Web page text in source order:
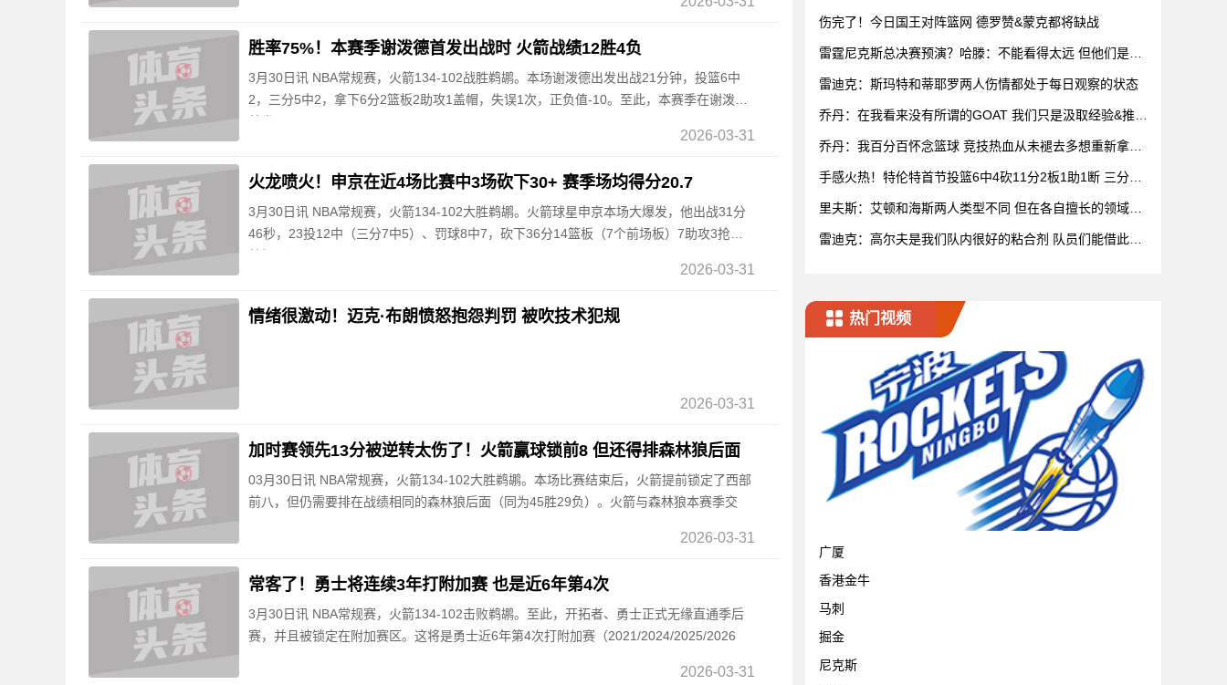
胜率75%！本赛季谢泼德首发出战时 火箭战绩12胜4负
3月30日讯 NBA常规赛，火箭134-102战胜鹈鹕。本场谢泼德出发出战21分钟，投篮6中
2，三分5中2，拿下6分2篮板2助攻1盖帽，失误1次，正负值-10。至此，本赛季在谢泼德
2026-03-31
火龙喷火！申京在近4场比赛中3场砍下30+ 赛季场均得分20.7
3月30日讯 NBA常规赛，火箭134-102大胜鹈鹕。火箭球星申京本场大爆发，他出战31分
46秒，23投12中（三分7中5）、罚球8中7，砍下36分14篮板（7个前场板）7助攻3抢断3
2026-03-31
情绪很激动！迈克·布朗愤怒抱怨判罚 被吹技术犯规
2026-03-31
加时赛领先13分被逆转太伤了！火箭赢球锁前8 但还得排森林狼后面
03月30日讯 NBA常规赛，火箭134-102大胜鹈鹕。本场比赛结束后，火箭提前锁定了西部
前八，但仍需要排在战绩相同的森林狼后面（同为45胜29负）。火箭与森林狼本赛季交
2026-03-31
常客了！勇士将连续3年打附加赛 也是近6年第4次
3月30日讯 NBA常规赛，火箭134-102击败鹈鹕。至此，开拓者、勇士正式无缘直通季后
赛，并且被锁定在附加赛区。这将是勇士近6年第4次打附加赛（2021/2024/2025/2026
2026-03-31
伤完了！今日国王对阵篮网 德罗赞&蒙克都将缺战
雷霆尼克斯总决赛预演？哈滕：不能看得太远 但他们是支
雷迪克：斯玛特和蒂耶罗两人伤情都处于每日观察的状态
乔丹：在我看来没有所谓的GOAT 我们只是汲取经验&推动
乔丹：我百分百怀念篮球 竞技热血从未褪去多想重新拿球
手感火热！特伦特首节投篮6中4砍11分2板1助1断 三分5
里夫斯：艾顿和海斯两人类型不同 但在各自擅长的领域都
雷迪克：高尔夫是我们队内很好的粘合剂 队员们能借此尽
热门视频
广厦
香港金牛
马刺
掘金
尼克斯